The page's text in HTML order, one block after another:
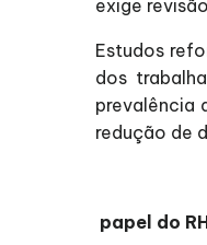
exige
Estudos
dos
prevalência
redução de
papel do